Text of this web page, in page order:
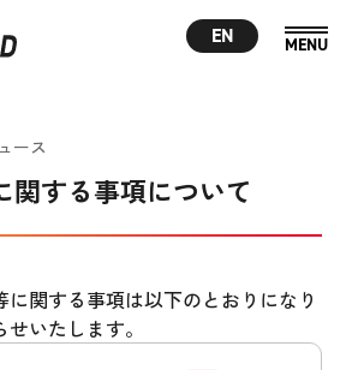
EN
ース
関する事項について
に関する事項は以下のとおりになり
いたします。